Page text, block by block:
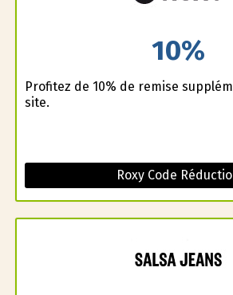
10%
Profitez de 10% de remise
site.
Roxy Code